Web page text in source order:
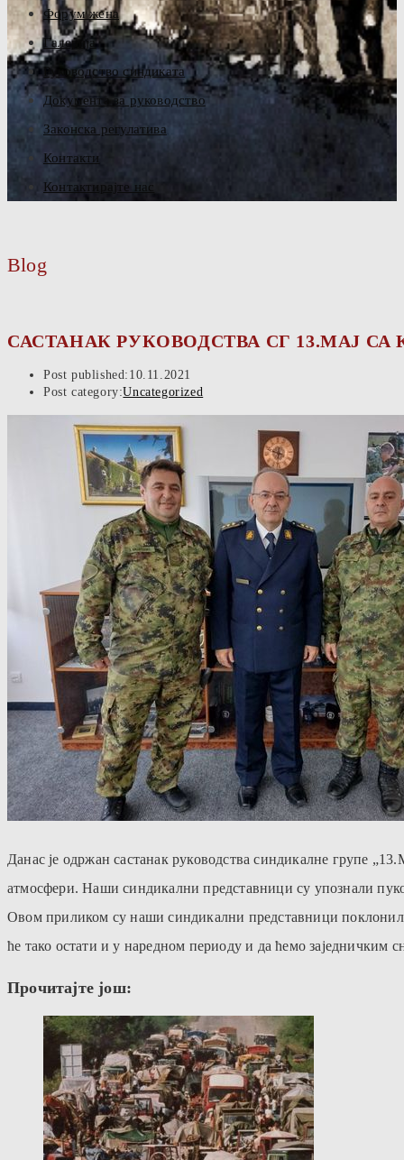
Форум жена
Галерија
Руководство синдиката
Документа за руководство
Законска регулатива
Контакти
Контактирајте нас
Blog
САСТАНАК РУКОВОДСТВА СГ 13.МАЈ
Post published: 10.11.2021
Post category:Uncategorized
Данас је одржан састанак руководства синдикалне групе
атмосфери. Наши синдикални представници су упознали
Овом приликом су наши синдикални представници
ће тако остати и у наредном периоду и да ћемо
Прочитајте још: